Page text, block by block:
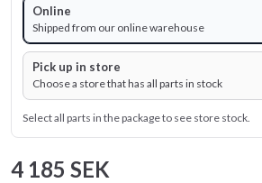
Online
Shipped from our online warehouse
Pick up in store
Choose a store that has all parts in stock
Select all parts in the package to see store stock.
4 185 SEK